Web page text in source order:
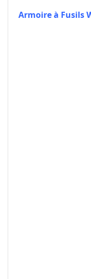
Armoire à Fusils
CRÉER
Vous devez être